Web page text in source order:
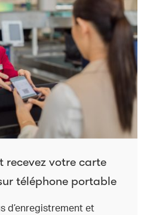
recevez votre carte
téléphone portable
d’enregistrement et